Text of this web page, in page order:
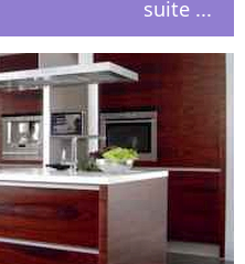
suite ...